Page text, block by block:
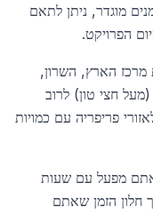
מוגדר, ניתן לתאם
הפרויקט.
מרכז הארץ, השרון,
חצי טון) לרוב
פריפריה עם כמויות
אתם מפעל עם שעות
חלון הזמן שאתם